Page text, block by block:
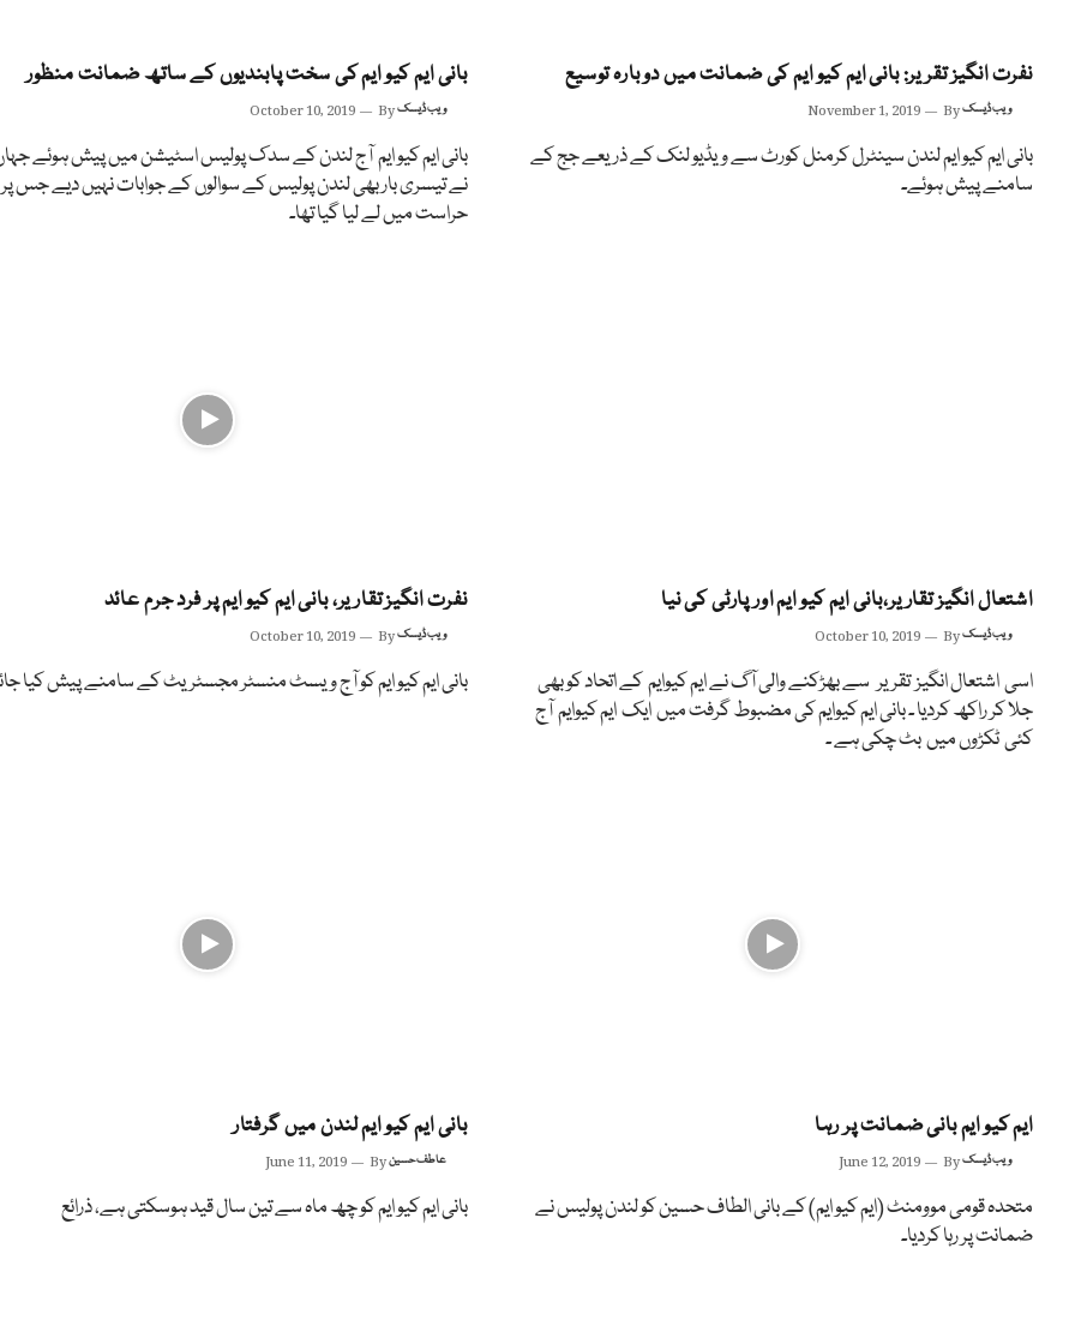
نفرت انگیز تقریر: بانی ایم کیو ایم کی ضمانت میں دوبارہ توسیع
November 1, 2019 Byویب ڈیسک
بانی ایم کیو ایم لندن سینٹرل کرمنل کورٹ سے ویڈیو لنک کے ذریعے جج کے
سامنے پیش ہوئے۔
بانی ایم کیو ایم کی سخت پابندیوں کے ساتھ ضمانت منظور
October 10, 2019 Byویب ڈیسک
بانی ایم کیو ایم آج لندن کے سدک پولیس اسٹیشن میں پیش ہوئے
نے تیسری بار بھی لندن پولیس کے سوالوں کے جوابات نہیں دیے جس پر
حراست میں لے لیا گیا تھا۔
اشتعال انگیز تقاریر،بانی ایم کیو ایم اور پارٹی کی نیا
October 10, 2019 Byویب ڈیسک
اسی اشتعال انگیز تقریر سے بھڑکنے والی آگ نے ایم کیوایم کے اتحاد کو بھی
جلا کر راکھ کردیا ۔ بانی ایم کیوایم کی مضبوط گرفت میں ایک ایم کیوایم آج
کئی ٹکڑوں میں بٹ چکی ہے ۔
نفرت انگیز تقاریر، بانی ایم کیو ایم پر فرد جرم عائد
October 10, 2019 Byویب ڈیسک
بانی ایم کیو ایم کو آج ویسٹ منسٹر مجسٹریٹ کے سامنے پیش کیا
ایم کیو ایم بانی ضمانت پر رہا
June 12, 2019 Byویب ڈیسک
متحدہ قومی موومنٹ (ایم کیو ایم) کے بانی الطاف حسین کو لندن پولیس نے
ضمانت پر رہا کردیا۔
بانی ایم کیو ایم لندن میں گرفتار
June 11, 2019 Byعاطف حسین
بانی ایم کیو ایم کو چھ ماہ سے تین سال قید ہوسکتی ہے، ذرائع